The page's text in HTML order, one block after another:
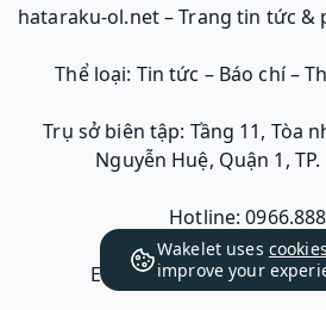
hataraku-ol.net – Trang tin tức &
Thể loại: Tin tức – Báo chí –
Trụ sở biên tập: Tầng 11, Tòa
Nguyễn Huệ, Quận 1,
Hotline:
Email liên hệ:
Wakelet uses cookies
improve your